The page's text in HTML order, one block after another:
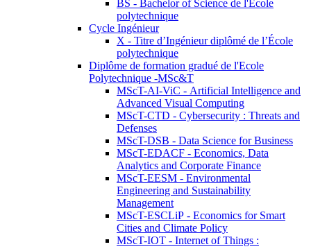
BS - Bachelor of Science de l'Ecole
polytechnique
Cycle Ingénieur
X - Titre d’Ingénieur diplômé de l’École
polytechnique
Diplôme de formation gradué de l'Ecole
Polytechnique -MSc&T
MScT-AI-ViC - Artificial Intelligence and
Advanced Visual Computing
MScT-CTD - Cybersecurity : Threats and
Defenses
MScT-DSB - Data Science for Business
MScT-EDACF - Economics, Data
Analytics and Corporate Finance
MScT-EESM - Environmental
Engineering and Sustainability
Management
MScT-ESCLiP - Economics for Smart
Cities and Climate Policy
MScT-IOT - Internet of Things :